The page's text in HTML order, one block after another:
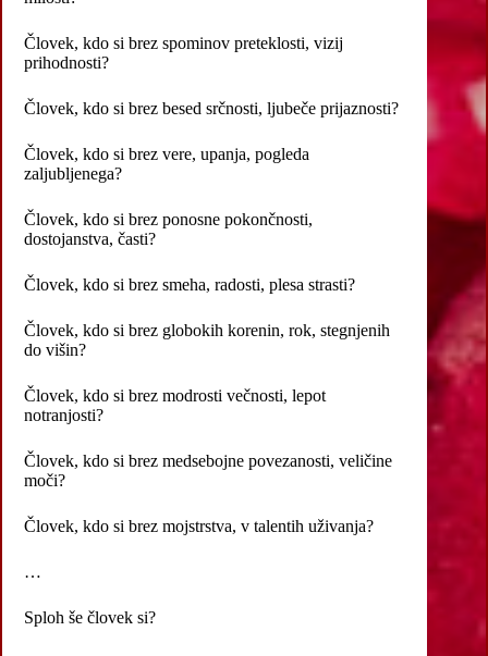
Človek, kdo si brez spominov preteklosti, vizij
prihodnosti?
Človek, kdo si brez besed srčnosti, ljubeče prijaznosti?
Človek, kdo si brez vere, upanja, pogleda
zaljubljenega?
Človek, kdo si brez ponosne pokončnosti,
dostojanstva, časti?
Človek, kdo si brez smeha, radosti, plesa strasti?
Človek, kdo si brez globokih korenin, rok, stegnjenih
do višin?
Človek, kdo si brez modrosti večnosti, lepot
notranjosti?
Človek, kdo si brez medsebojne povezanosti, veličine
moči?
Človek, kdo si brez mojstrstva, v talentih uživanja?
…
Sploh še človek si?